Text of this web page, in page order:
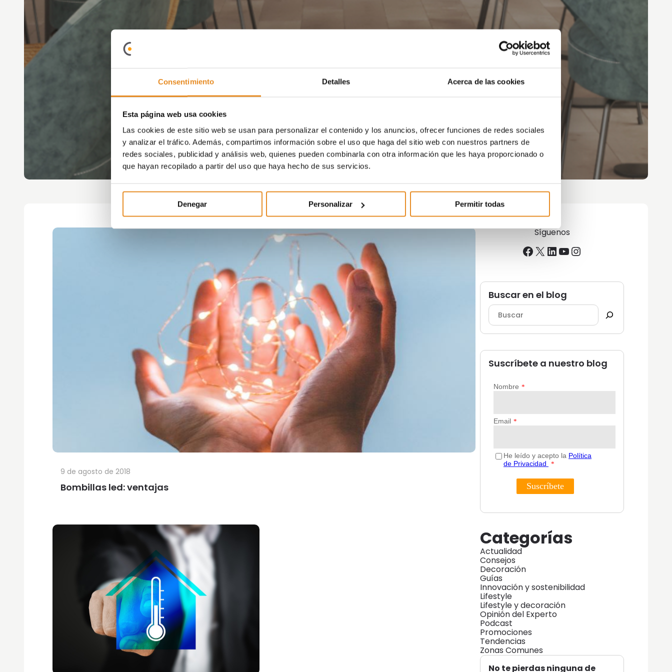
Consentimiento Detalles Acerca de las cookies
Esta página web usa cookies
Las cookies de este sitio web se usan para personalizar el contenido y los anuncios, ofrecer funciones de redes sociales
y analizar el tráfico. Además, compartimos información sobre el uso que haga del sitio web con nuestros partners de
redes sociales, publicidad y análisis web, quienes pueden combinarla con otra información que les haya proporcionado o
que hayan recopilado a partir del uso que haya hecho de sus servicios.
Denegar Personalizar Permitir todas
Bombillas led: ventajas
9 de agosto de 2018
Síguenos
Facebook
X LinkedIn
YouTube
Instagram
Buscar en el blog
Suscríbete a nuestro blog
Categorías
Actualidad
Consejos
Decoración
Guías
Innovación y sostenibilidad
Lifestyle
Lifestyle y decoración
Opinión del Experto
Podcast
Promociones
Tendencias
Zonas Comunes
No te pierdas ninguna de